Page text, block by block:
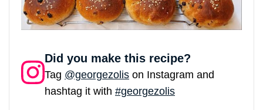
Did you make this recipe?
Tag @georgezolis on Instagram and
hashtag it with #georgezolis